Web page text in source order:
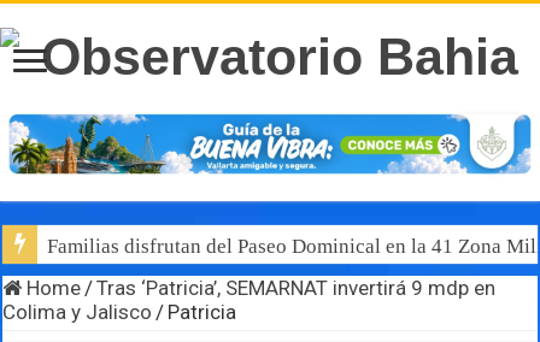
Familias disfrutan del Paseo Dominical en la 41 Zona
Home/Tras ‘Patricia’, SEMARNAT invertirá 9 mdp en
Colima y Jalisco / Patricia